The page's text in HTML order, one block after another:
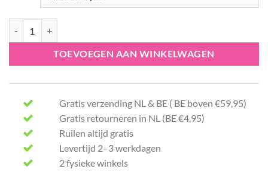
TOEVOEGEN AAN WINKELWAGEN
Gratis verzending NL & BE ( BE boven €59,95)
Gratis retourneren in NL (BE €4,95)
Ruilen altijd gratis
Levertijd 2–3 werkdagen
2 fysieke winkels